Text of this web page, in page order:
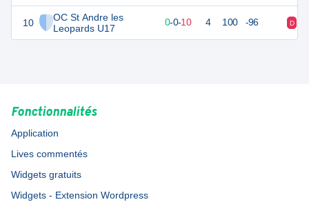
10
OC St Andre les
Leopards U17
10 0-0-10 4 100 -96 D
Fonctionnalités
Application
Lives commentés
Widgets gratuits
Widgets - Extension Wordpress